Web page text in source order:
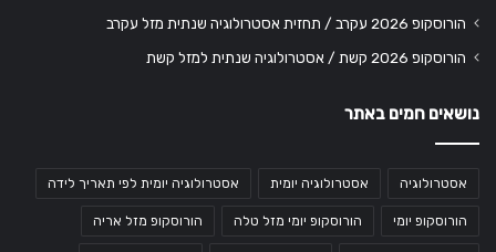
הורוסקופ 2026 עקרב / תחזית אסטרולוגיה שנתית מזל עקרב
הורוסקופ 2026 קשת / אסטרולוגיה שנתית למזל קשת
נושאים חמים באתר
אסטרולוגיה אסטרולוגיה יומית אסטרולוגיה יומית לפי תאריך לידה
הורוסקופ יומי הורוסקופ יומי מזל טלה הורוסקופ מזל אריה